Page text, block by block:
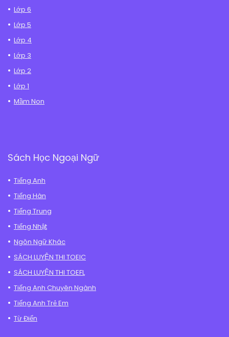
Lớp 6
Lớp 5
Lớp 4
Lớp 3
Lớp 2
Lớp 1
Mầm Non
Sách Học Ngoại Ngữ
Tiếng Anh
Tiếng Hàn
Tiếng Trung
Tiếng Nhật
Ngôn Ngữ Khác
SÁCH LUYỆN THI TOEIC
SÁCH LUYỆN THI TOEFL
Tiếng Anh Chuyên Ngành
Tiếng Anh Trẻ Em
Từ Điển